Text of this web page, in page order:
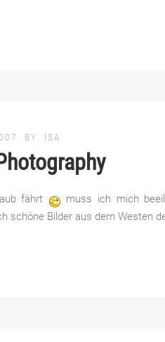
BY ISA
fährt
muss ich mich
schöne Bilder aus dem Westen